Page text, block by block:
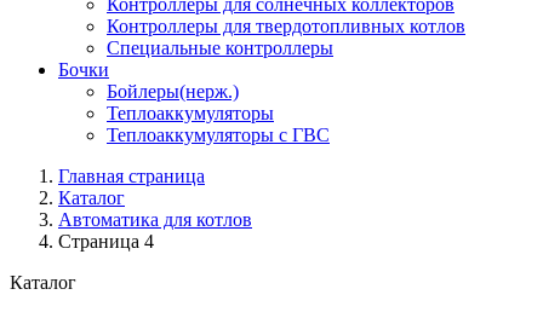
Контроллеры для солнечных коллекторов
Контроллеры для твердотопливных котлов
Специальные контроллеры
Бочки
Бойлеры(нерж.)
Теплоаккумуляторы
Теплоаккумуляторы с ГВС
Главная страница
Каталог
Автоматика для котлов
Страница 4
Каталог